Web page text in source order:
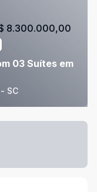
03 Suítes em
SC
8.300.000,00